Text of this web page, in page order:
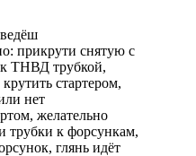
прикрути снятую с
к ТНВД трубкой,
стартером,
нет
желательно
трубки к форсункам,
глянь идёт